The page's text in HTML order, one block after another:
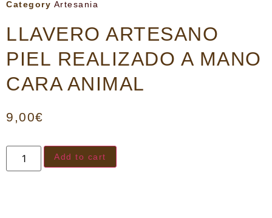
Category Artesania
LLAVERO ARTESANO
PIEL REALIZADO A MANO
CARA ANIMAL
9,00€
Add to cart